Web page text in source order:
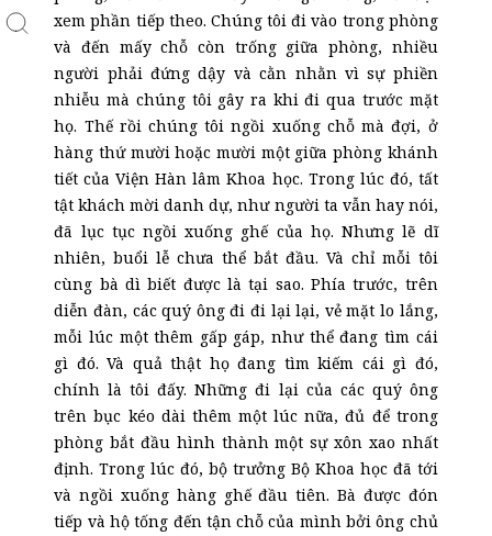
xem phần tiếp theo. Chúng tôi đi vào trong phòng
và đến mấy chỗ còn trống giữa phòng, nhiều
người phải đứng dậy và cằn nhằn vì sự phiền
nhiễu mà chúng tôi gây ra khi đi qua trước mặt
họ. Thế rồi chúng tôi ngồi xuống chỗ mà đợi, ở
hàng thứ mười hoặc mười một giữa phòng khánh
tiết của Viện Hàn lâm Khoa học. Trong lúc đó, tất
tật khách mời danh dự, như người ta vẫn hay nói,
đã lục tục ngồi xuống ghế của họ. Nhưng lẽ dĩ
nhiên, buổi lễ chưa thể bắt đầu. Và chỉ mỗi tôi
cùng bà dì biết được là tại sao. Phía trước, trên
diễn đàn, các quý ông đi đi lại lại, vẻ mặt lo lắng,
mỗi lúc một thêm gấp gáp, như thể đang tìm cái
gì đó. Và quả thật họ đang tìm kiếm cái gì đó,
chính là tôi đấy. Những đi lại của các quý ông
trên bục kéo dài thêm một lúc nữa, đủ để trong
phòng bắt đầu hình thành một sự xôn xao nhất
định. Trong lúc đó, bộ trưởng Bộ Khoa học đã tới
và ngồi xuống hàng ghế đầu tiên. Bà được đón
tiếp và hộ tống đến tận chỗ của mình bởi ông chủ